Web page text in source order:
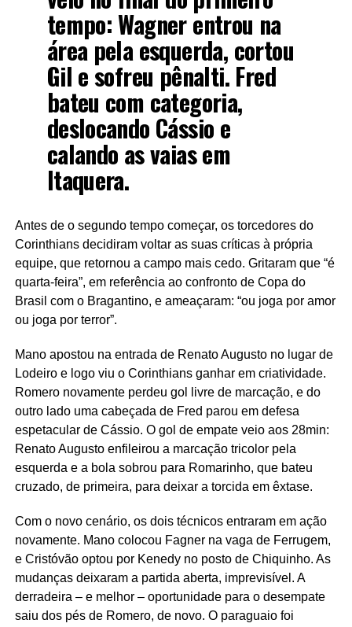
tempo: Wagner entrou na
área pela esquerda, cortou
Gil e sofreu pênalti. Fred
bateu com categoria,
deslocando Cássio e
calando as vaias em
Itaquera.
Antes de o segundo tempo começar, os torcedores do
Corinthians decidiram voltar as suas críticas à própria
equipe, que retornou a campo mais cedo. Gritaram que “é
quarta-feira”, em referência ao confronto de Copa do
Brasil com o Bragantino, e ameaçaram: “ou joga por amor
ou joga por terror”.
Mano apostou na entrada de Renato Augusto no lugar de
Lodeiro e logo viu o Corinthians ganhar em criatividade.
Romero novamente perdeu gol livre de marcação, e do
outro lado uma cabeçada de Fred parou em defesa
espetacular de Cássio. O gol de empate veio aos 28min:
Renato Augusto enfileirou a marcação tricolor pela
esquerda e a bola sobrou para Romarinho, que bateu
cruzado, de primeira, para deixar a torcida em êxtase.
Com o novo cenário, os dois técnicos entraram em ação
novamente. Mano colocou Fagner na vaga de Ferrugem,
e Cristóvão optou por Kenedy no posto de Chiquinho. As
mudanças deixaram a partida aberta, imprevisível. A
derradeira – e melhor – oportunidade para o desempate
saiu dos pés de Romero, de novo. O paraguaio foi